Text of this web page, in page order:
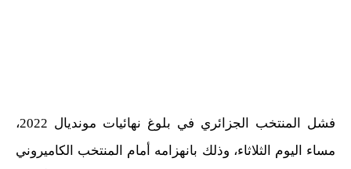
فشل المنتخب الجزائري في بلوغ نهائيات مونديال 2022،
مساء اليوم الثلاثاء، وذلك بانهزامه أمام المنتخب الكاميروني